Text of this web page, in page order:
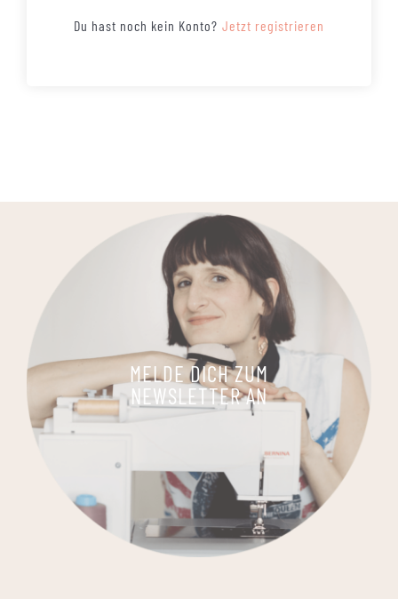
Du hast noch kein Konto? Jetzt registrieren
MELDE DICH ZUM
NEWSLETTER AN